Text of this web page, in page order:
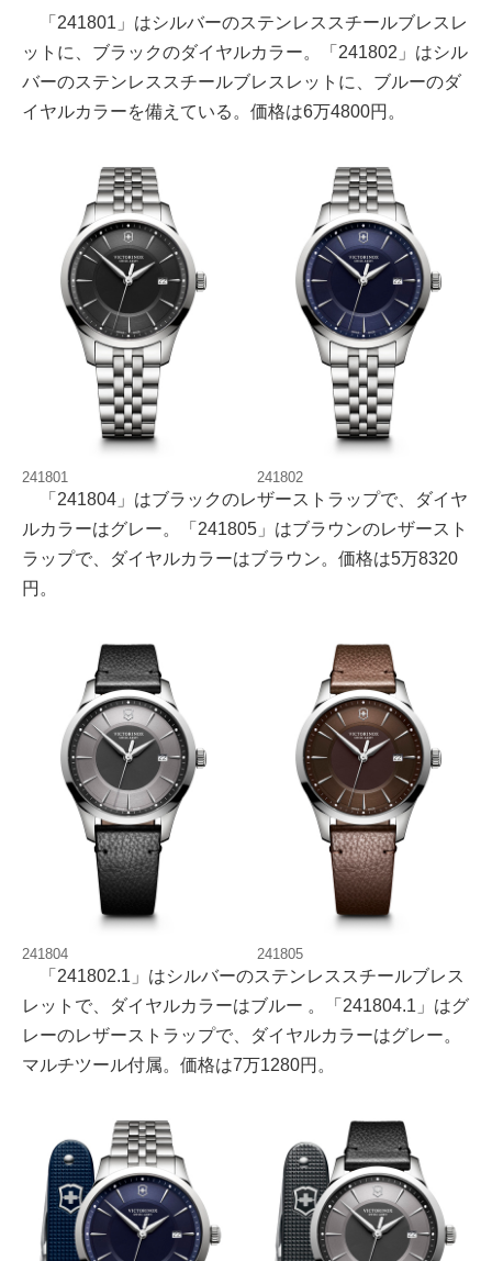
「241801」はシルバーのステンレススチールブレスレ
ットに、ブラックのダイヤルカラー。「241802」はシル
バーのステンレススチールブレスレットに、ブルーのダ
イヤルカラーを備えている。価格は6万4800円。
241801 241802
「241804」はブラックのレザーストラップで、ダイヤ
ルカラーはグレー。「241805」はブラウンのレザースト
ラップで、ダイヤルカラーはブラウン。価格は5万8320
円。
241804 241805
「241802.1」はシルバーのステンレススチールブレス
レットで、ダイヤルカラーはブルー 。「241804.1」はグ
レーのレザーストラップで、ダイヤルカラーはグレー。
マルチツール付属。価格は7万1280円。